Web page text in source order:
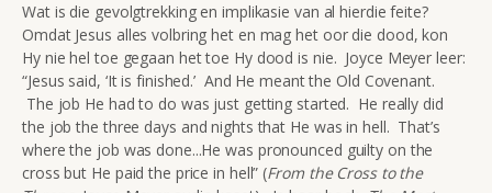
Wat is die gevolgtrekking en implikasie van al hierdie feite?
Omdat Jesus alles volbring het en mag het oor die dood, kon
Hy nie hel toe gegaan het toe Hy dood is nie. Joyce Meyer leer:
“Jesus said, ‘It is finished.’ And He meant the Old Covenant.
The job He had to do was just getting started. He really did
the job the three days and nights that He was in hell. That’s
where the job was done...He was pronounced guilty on the
cross but He paid the price in hell” (From the Cross to the